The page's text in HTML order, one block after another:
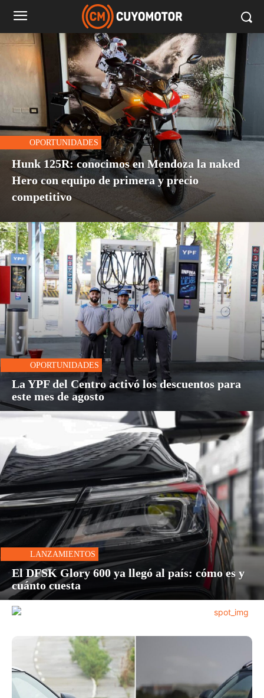
OPORTUNIDADES
Hunk 125R: conocimos en Mendoza la naked
Hero con equipo de primera y precio
competitivo
OPORTUNIDADES
La YPF del Centro activó los descuentos para
este mes de agosto
LANZAMIENTOS
El DFSK Glory 600 ya llegó al país: cómo es y
cuánto cuesta